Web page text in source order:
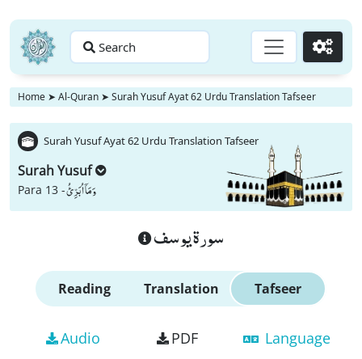
Search Go
Home ➤ Al-Quran ➤ Surah Yusuf Ayat 62 Urdu Translation Tafseer
Surah Yusuf Ayat 62 Urdu Translation Tafseer
Surah Yusuf
Para 13 -وَ مَاۤ اُبَرِّئُ
سورة يوسف
Reading Translation Tafseer
Audio PDF Language